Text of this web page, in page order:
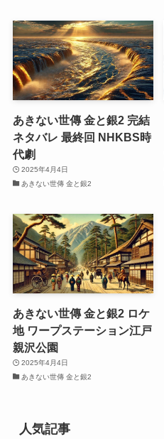
あきない世傳 金と銀2 完結
ネタバレ 最終回 NHKBS時
代劇
2025年4月4日
あきない世傳 金と銀2
あきない世傳 金と銀2 ロケ
地 ワープステーション江戸
親沢公園
2025年4月4日
あきない世傳 金と銀2
人気記事